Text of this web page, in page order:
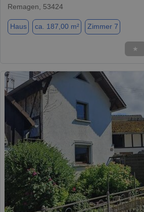
Remagen, 53424
Haus ca. 187,00 m² Zimmer 7
★